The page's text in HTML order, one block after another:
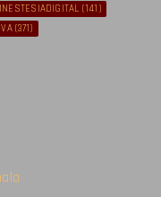
(141)
(371)